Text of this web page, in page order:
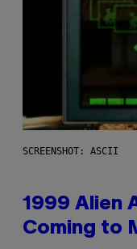
SCREENSHOT: ASCII
1999 Alien
Coming to